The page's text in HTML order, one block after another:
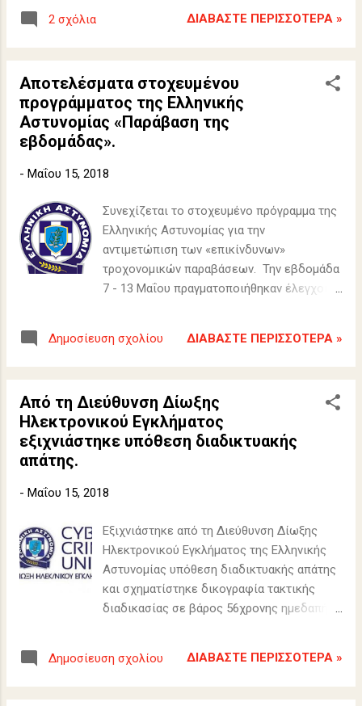
2 σχόλια ΔΙΑΒΆΣΤΕ ΠΕΡΙΣΣΌΤΕΡΑ »
Αποτελέσματα στοχευμένου
προγράμματος της Ελληνικής
Αστυνομίας «Παράβαση της
εβδομάδας».
- Μαΐου 15, 2018
Συνεχίζεται το στοχευμένο πρόγραμμα της
Ελληνικής Αστυνομίας για την
αντιμετώπιση των «επικίνδυνων»
τροχονομικών παραβάσεων. Την εβδομάδα
7 - 13 Μαΐου πραγματοποιήθηκαν έλεγχοι
ταχύτητας, κατά την οδήγηση. Βεβαιώθηκαν
συνολικά 6.101 σχετικές παραβάσεις σε
Δημοσίευση σχολίου ΔΙΑΒΆΣΤΕ ΠΕΡΙΣΣΌΤΕΡΑ »
Από τη Διεύθυνση Δίωξης
Ηλεκτρονικού Εγκλήματος
εξιχνιάστηκε υπόθεση διαδικτυακής
απάτης.
- Μαΐου 15, 2018
Εξιχνιάστηκε από τη Διεύθυνση Δίωξης
Ηλεκτρονικού Εγκλήματος της Ελληνικής
Αστυνομίας υπόθεση διαδικτυακής απάτης
και σχηματίστηκε δικογραφία τακτικής
διαδικασίας σε βάρος 56χρονης ημεδαπής
Δημοσίευση σχολίου ΔΙΑΒΆΣΤΕ ΠΕΡΙΣΣΌΤΕΡΑ »